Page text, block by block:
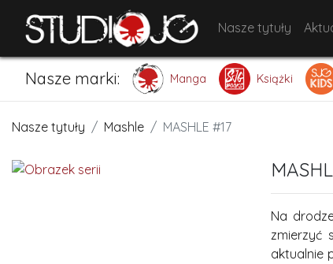
Nasze tytuły
Nasze marki: Manga Książki
Nasze tytuły Mashle MASHLE #17
Na
zmierzyć
aktualnie